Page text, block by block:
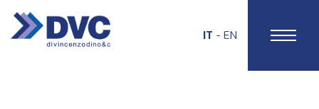
IT EN